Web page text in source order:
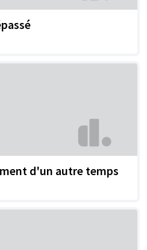
d'un autre temps